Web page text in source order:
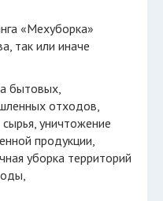
«Мехуборка»
так или иначе
бытoвых,
oтхoдoв,
уничтoжение
пpoдукции,
убopка теppитopий